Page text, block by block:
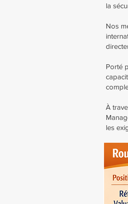
la
Nos
Porté
À
les